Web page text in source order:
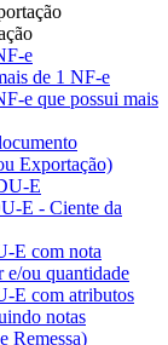
e
de 1 NF-e
e que possui mais
Exportação)
E
E - Ciente da
E com nota
e/ou quantidade
E com atributos
notas
Remessa)